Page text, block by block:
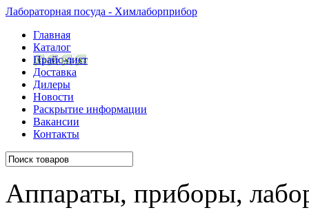
Лабораторная посуда - Химлаборприбор
Главная
Каталог
Прайс-лист
Доставка
Дилеры
Новости
Раскрытие информации
Вакансии
Контакты
Аппараты, приборы,